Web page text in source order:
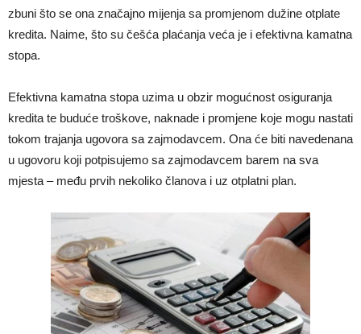
zbuni što se ona značajno mijenja sa promjenom dužine otplate
kredita. Naime, što su češća plaćanja veća je i efektivna kamatna
stopa.
Efektivna kamatna stopa uzima u obzir mogućnost osiguranja
kredita te buduće troškove, naknade i promjene koje mogu nastati
tokom trajanja ugovora sa zajmodavcem. Ona će biti navedenana
u ugovoru koji potpisujemo sa zajmodavcem barem na sva
mjesta – među prvih nekoliko članova i uz otplatni plan.